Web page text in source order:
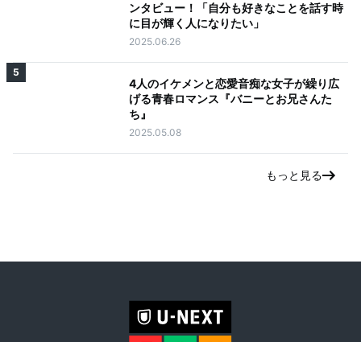
ンタビュー！「自分も好きなことを話す時
に目が輝く人になりたい」
2025.06.26
5
4人のイケメンと恋愛音痴な女子が繰り広
げる青春ロマンス『バニーとお兄さんた
ち』
2025.05.08
もっと見る